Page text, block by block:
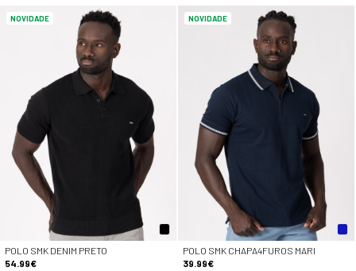
NOVIDADE
POLO SMK DENIM PRETO
54.99€
NOVIDADE
POLO SMK CHAPA4FUROS MARI
39.99€